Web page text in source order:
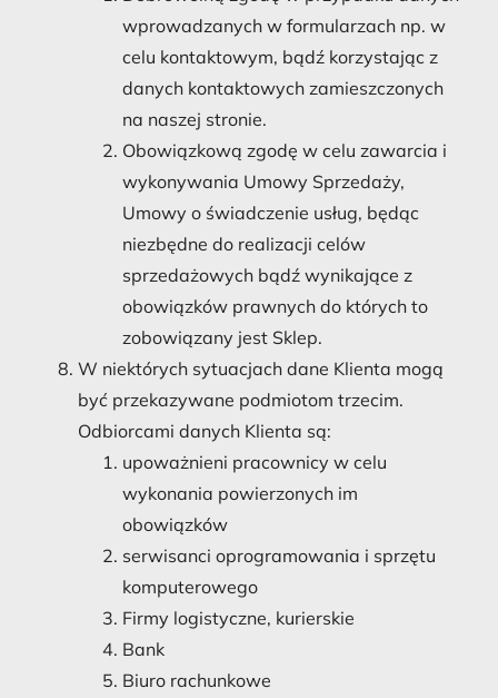
wprowadzanych w formularzach np. w
celu kontaktowym, bądź korzystając z
danych kontaktowych zamieszczonych
na naszej stronie.
Obowiązkową zgodę w celu zawarcia i
wykonywania Umowy Sprzedaży,
Umowy o świadczenie usług, będąc
niezbędne do realizacji celów
sprzedażowych bądź wynikające z
obowiązków prawnych do których to
zobowiązany jest Sklep.
W niektórych sytuacjach dane Klienta mogą
być przekazywane podmiotom trzecim.
Odbiorcami danych Klienta są:
upoważnieni pracownicy w celu
wykonania powierzonych im
obowiązków
serwisanci oprogramowania i sprzętu
komputerowego
Firmy logistyczne, kurierskie
Bank
Biuro rachunkowe